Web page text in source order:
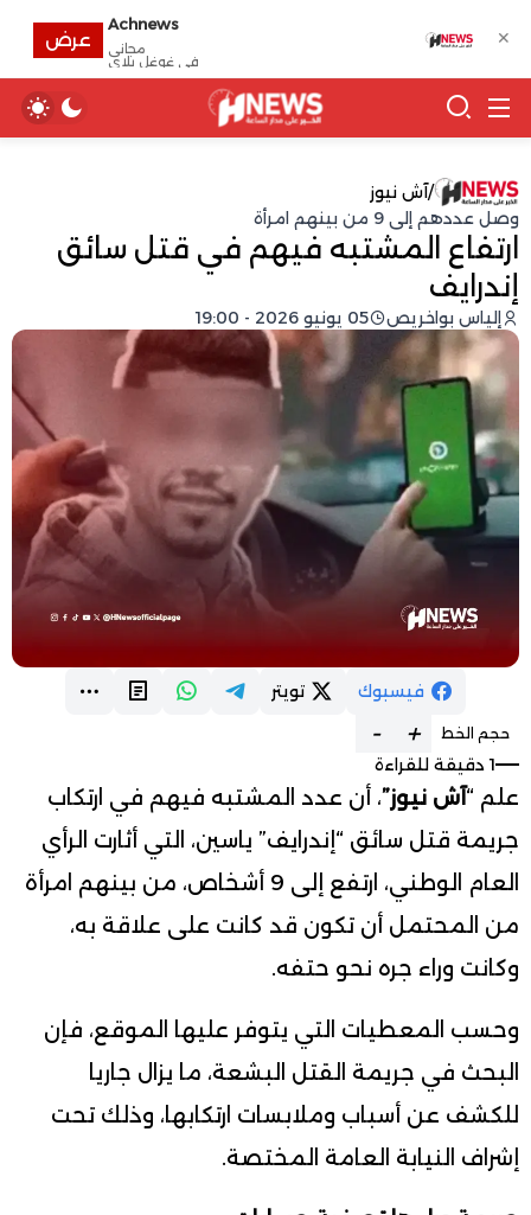
/آش نيوز
وصل عددهم إلى 9 من بينهم امرأة
ارتفاع المشتبه فيهم في قتل سائق
إندرايف
إلياس بواخريص 05 يونيو 2026 - 19:00
فيسبوك تويتر
حجم الخط +
-
1 دقيقة للقراءة
علم “آش نيوز”، أن عدد المشتبه فيهم في ارتكاب
جريمة قتل سائق “إندرايف” ياسين، التي أثارت الرأي
العام الوطني، ارتفع إلى 9 أشخاص، من بينهم امرأة
من المحتمل أن تكون قد كانت على علاقة به،
وكانت وراء جره نحو حتفه.
وحسب المعطيات التي يتوفر عليها الموقع، فإن
البحث في جريمة القتل البشعة، ما يزال جاريا
للكشف عن أسباب وملابسات ارتكابها، وذلك تحت
إشراف النيابة العامة المختصة.
✕
Achnews
مجانى
في غوغل بلاي
عرض